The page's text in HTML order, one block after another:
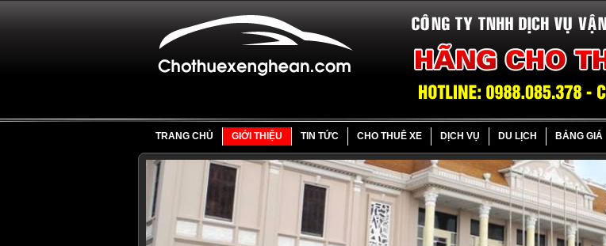
TRANG CHỦ GIỚI THIỆU TIN TỨC CHO THUÊ XE DỊCH VỤ DU LỊCH BẢNG GIÁ